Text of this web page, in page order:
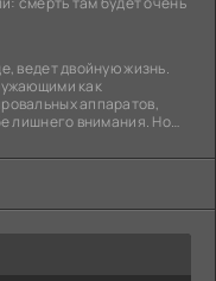
ведет двойную жизнь.
как
аппаратов,
лишнего внимания. Но